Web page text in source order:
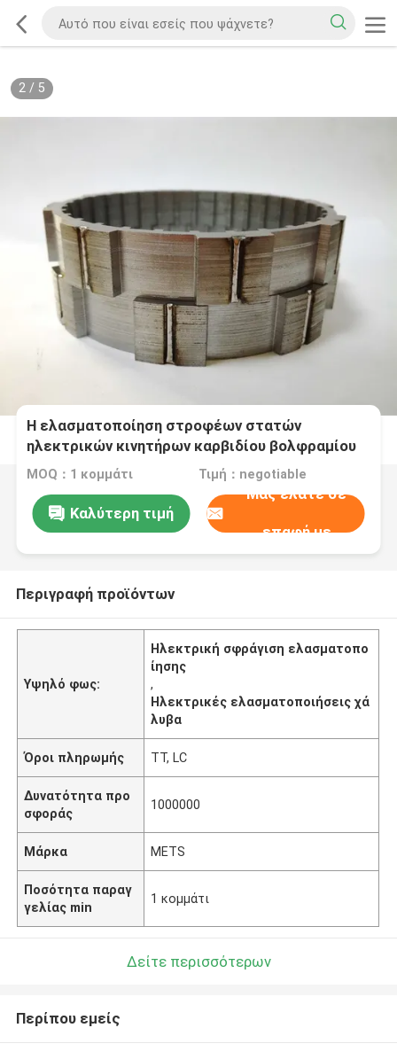
2/ 5
Η ελασματοποίηση στροφέων στατών
ηλεκτρικών κινητήρων καρβιδίου βολφραμίου
πεθαίνει ακρίβεια 0.001mm
MOQ：1 κομμάτι Τιμή：negotiable
Καλύτερη τιμή
Μας ελάτε σε
επαφή με
Περιγραφή προϊόντων
Υψηλό φως:
Ηλεκτρική σφράγιση ελασματοπο
ίησης
,
Ηλεκτρικές ελασματοποιήσεις χά
λυβα
Όροι πληρωμής TT, LC
Δυνατότητα προ
σφοράς
1000000
Μάρκα METS
Ποσότητα παραγ
γελίας min
1 κομμάτι
Δείτε περισσότερων
Περίπου εμείς